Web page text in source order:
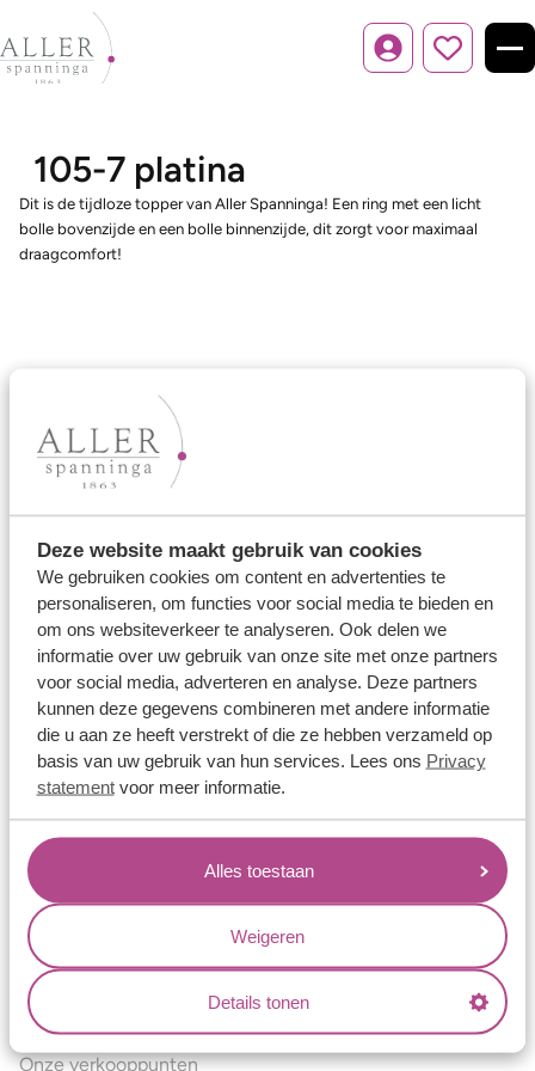
Deze website maakt gebruik van cookies
We gebruiken cookies om content en advertenties te
personaliseren, om functies voor social media te bieden en
om ons websiteverkeer te analyseren. Ook delen we
informatie over uw gebruik van onze site met onze partners
voor social media, adverteren en analyse. Deze partners
kunnen deze gegevens combineren met andere informatie
die u aan ze heeft verstrekt of die ze hebben verzameld op
basis van uw gebruik van hun services. Lees ons Privacy
statementvoor meer informatie.
Alles toestaan
Weigeren
Details tonen
Inloggen
105-7 platina
Dit is de tijdloze topper van Aller Spanninga! Een ring met een licht
bolle bovenzijde en een bolle binnenzijde, dit zorgt voor maximaal
draagcomfort!
Ons aanbod
Trouwringen
Verlovingsringen
Vriendschapsringen
Over ons
Aller Spanninga
Historie
Certificaten
Blogs
Jouw voordelen
Conflictvrije Materialen
Oneindig veel mogelijkheden
Kwaliteit
Juweliers & Contact
Onze verkooppunten